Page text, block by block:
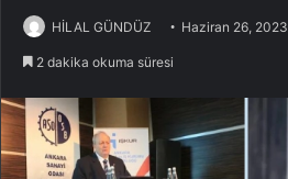
HİLAL GÜNDÜZ Haziran 26, 2023
2 dakika okuma süresi